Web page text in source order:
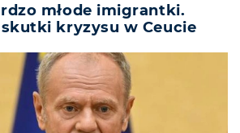
młode imigrantki.
kryzysu w Ceucie